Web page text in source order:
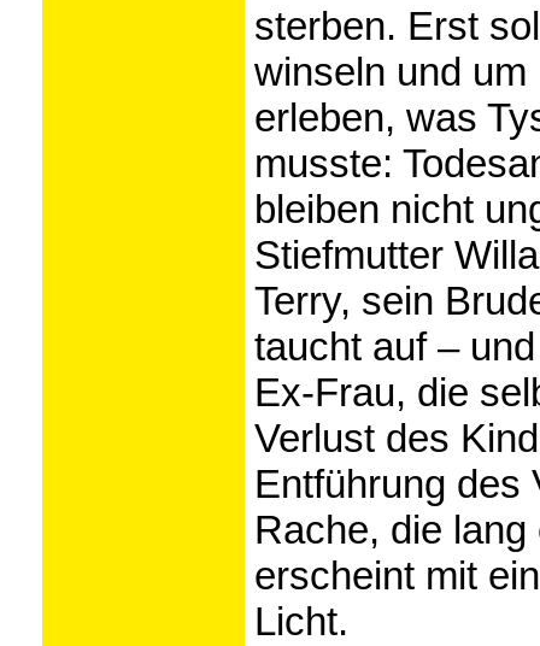
sterben. Erst
winseln und
erleben, was
musste:
bleiben nicht
Stiefmutter
Terry, sein
taucht auf –
Ex-Frau, die
Verlust des
Entführung des
Rache, die
erscheint mit
Licht.